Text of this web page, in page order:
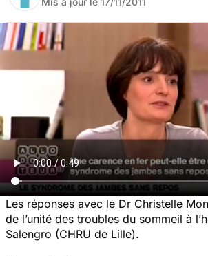
Les réponses avec le Dr Christelle
de l’unité des troubles du sommeil à
Salengro (CHRU de Lille).